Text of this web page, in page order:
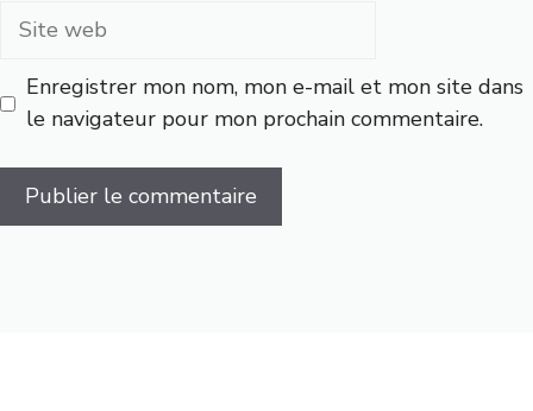
Site
Enregistrer mon nom, mon e-mail et mon site dans
le navigateur pour mon prochain commentaire.